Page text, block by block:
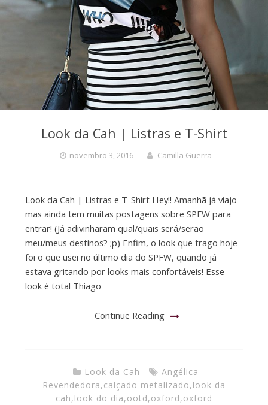
Look da Cah | Listras e T-Shirt
novembro 3, 2016 Camilla Guerra
Look da Cah | Listras e T-Shirt Hey!! Amanhã já viajo
mas ainda tem muitas postagens sobre SPFW para
entrar! (Já adivinharam qual/quais será/serão
meu/meus destinos? ;p) Enfim, o look que trago hoje
foi o que usei no último dia do SPFW, quando já
estava gritando por looks mais confortáveis! Esse
look é total Thiago
Continue Reading
Look da Cah
Angélica
Revendedora,calçado metalizado,look da
cah,look do dia,ootd,oxford,oxford